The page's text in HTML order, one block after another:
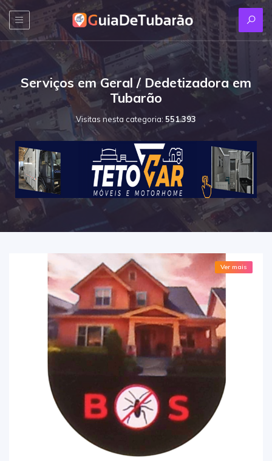
Serviços em Geral / Dedetizadora em
Tubarão
Visitas nesta categoria: 551.393
Ver mais